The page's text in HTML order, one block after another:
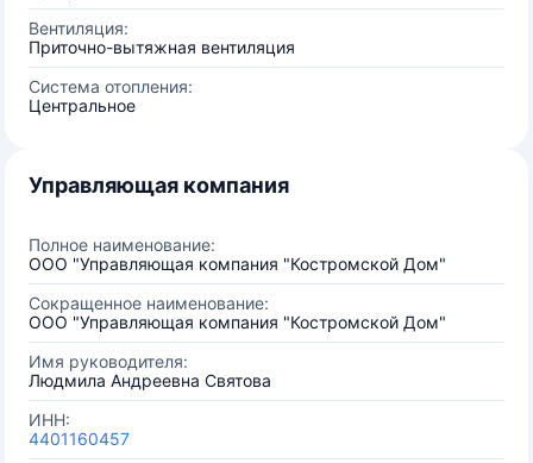
Вентиляция:
Приточно-вытяжная вентиляция
Система отопления:
Центральное
Управляющая компания
Полное наименование:
ООО "Управляющая компания "Костромской Дом"
Сокращенное наименование:
ООО "Управляющая компания "Костромской Дом"
Имя руководителя:
Людмила Андреевна Святова
ИНН:
4401160457